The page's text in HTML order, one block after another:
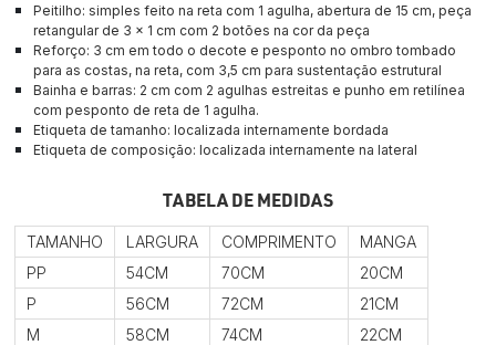
Peitilho: simples feito na reta com 1 agulha, abertura de 15 cm, peça
retangular de 3 x 1 cm com 2 botões na cor da peça
Reforço: 3 cm em todo o decote e pesponto no ombro tombado
para as costas, na reta, com 3,5 cm para sustentação estrutural
Bainha e barras: 2 cm com 2 agulhas estreitas e punho em retilínea
com pesponto de reta de 1 agulha.
Etiqueta de tamanho: localizada internamente bordada
Etiqueta de composição: localizada internamente na lateral
TABELA DE MEDIDAS
TAMANHO LARGURA COMPRIMENTO
MANGA
PP
54CM 70CM
20CM
P
56CM 72CM
21CM
M
58CM 74CM
22CM